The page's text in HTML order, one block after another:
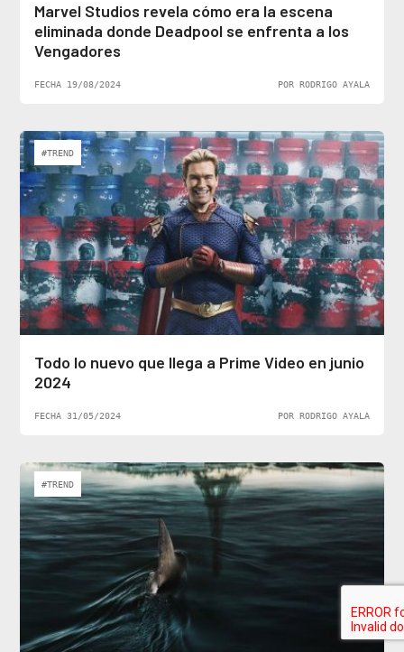
Marvel Studios revela cómo era la escena
eliminada donde Deadpool se enfrenta a los
Vengadores
FECHA 19/08/2024 POR RODRIGO AYALA
#TREND
Todo lo nuevo que llega a Prime Video en junio
2024
FECHA 31/05/2024 POR RODRIGO AYALA
#TREND